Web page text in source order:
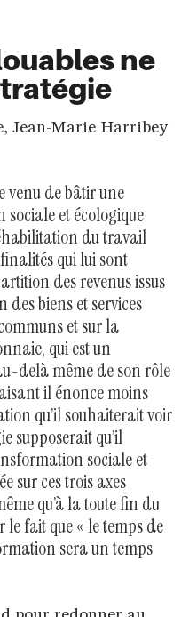
ne
Jean-Marie Harribey
venu de bâtir une
et écologique
du travail
qui lui sont
des revenus issus
des biens et services
et sur la
qui est un
delà même de son rôle
il énonce moins
qu’il souhaiterait voir
supposerait qu’il
sociale et
sur ces trois axes
qu’à la toute fin du
le fait que « le temps de
sera un temps